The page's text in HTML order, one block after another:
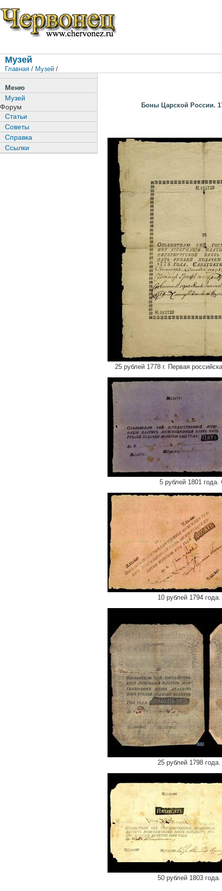
Музей
Главная / Музей /
Меню
Музей
Форум
Статьи
Советы
Справка
Ссылки
Боны Царской России.
25 рублей 1778 г. Первая
5 рублей 1801
10 рублей 1794
25 рублей 1798
50 рублей 1803